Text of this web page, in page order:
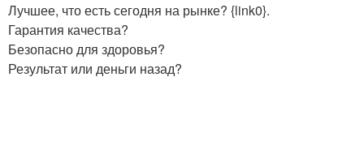
Лучшее, что есть сегодня на рынке? {link0}.
Гарантия качества?
Безопасно для здоровья?
Результат или деньги назад?